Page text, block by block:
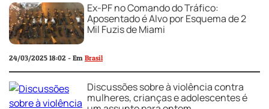
Ex-PF no Comando do Tráfico:
Aposentado é Alvo por Esquema de 2
Mil Fuzis de Miami
24/03/2025 18:02 - Em Brasil
Discussões sobre à violência contra
mulheres, crianças e adolescentes é